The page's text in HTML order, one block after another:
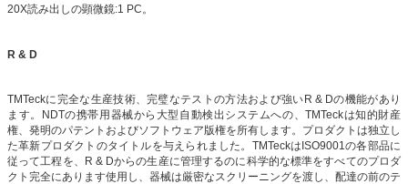
20X読み出しの顕微鏡:1 PC。
R & D
TMTeckに完全な生産技術、完璧なテストの方法および強いR & Dの機能があり
ます。NDTの携帯用器械から大型自動検出システムへの、TMTeckは知的財産
権、発明のパテントおよびソフトウェア版権を所有します。プロダクトは独立し
た革新プロダクトのタイトルを与えられました。TMTeckはISO9001の各部品に
従って工程を、R & Dからの生産に管理するのに科学的な標準をすべてのプロダ
クト完全にあります使用し、器械は厳密なスクリーニングを渡し、配達の前のテ